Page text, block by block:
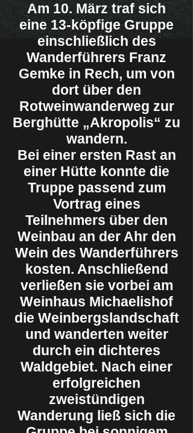
Am 10. März traf sich
eine 13-köpfige Gruppe
einschließlich des
Wanderführers Franz
Gemke in Rech, um von
dort über den
Rotweinwanderweg zur
Berghütte „Akropolis“ zu
wandern.
Bei einer ersten Rast an
einer Hütte konnte die
Truppe passend zum
Vortrag eines
Teilnehmers über den
Weinbau an der Ahr den
Wein des Wanderführers
kosten. Anschließend
verließen sie vorbei am
Weinhaus Michaelishof
die Weinbergslandschaft
und wanderten weiter
durch ein dichteres
Waldgebiet. Nach einer
erfolgreichen
zweistündigen
Wanderung ließ sich die